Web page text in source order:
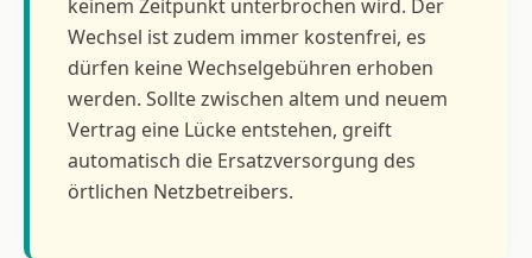
keinem Zeitpunkt unterbrochen wird. Der
Wechsel ist zudem immer kostenfrei, es
dürfen keine Wechselgebühren erhoben
werden. Sollte zwischen altem und neuem
Vertrag eine Lücke entstehen, greift
automatisch die Ersatzversorgung des
örtlichen Netzbetreibers.